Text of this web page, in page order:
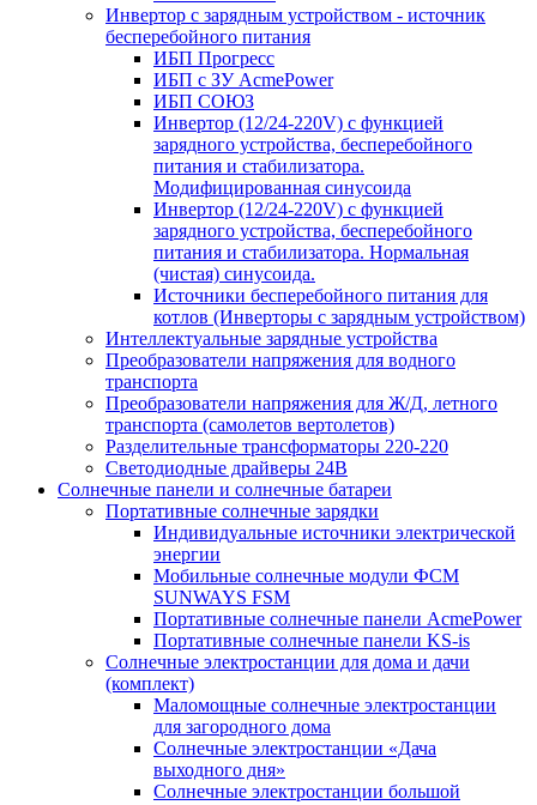
Инвертор с зарядным устройством - источник
бесперебойного питания
ИБП Прогресс
ИБП с ЗУ AcmePower
ИБП СОЮЗ
Инвертор (12/24-220V) с функцией
зарядного устройства, бесперебойного
питания и стабилизатора.
Модифицированная синусоида
Инвертор (12/24-220V) с функцией
зарядного устройства, бесперебойного
питания и стабилизатора. Нормальная
(чистая) синусоида.
Источники бесперебойного питания для
котлов (Инверторы с зарядным устройством)
Интеллектуальные зарядные устройства
Преобразователи напряжения для водного
транспорта
Преобразователи напряжения для Ж/Д, летного
транспорта (самолетов вертолетов)
Разделительные трансформаторы 220-220
Светодиодные драйверы 24В
Солнечные панели и солнечные батареи
Портативные солнечные зарядки
Индивидуальные источники электрической
энергии
Мобильные солнечные модули ФСМ
SUNWAYS FSM
Портативные солнечные панели AcmePower
Портативные солнечные панели KS-is
Солнечные электростанции для дома и дачи
(комплект)
Маломощные солнечные электростанции
для загородного дома
Солнечные электростанции «Дача
выходного дня»
Солнечные электростанции большой